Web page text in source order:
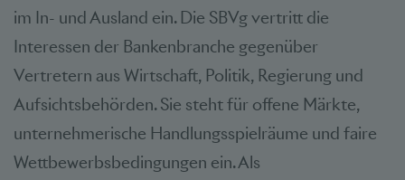
im In- und Ausland ein. Die SBVg vertritt die
Interessen der Bankenbranche gegenüber
Vertretern aus Wirtschaft, Politik, Regierung und
Aufsichtsbehörden. Sie steht für offene Märkte,
unternehmerische Handlungsspielräume und faire
Wettbewerbsbedingungen ein. Als